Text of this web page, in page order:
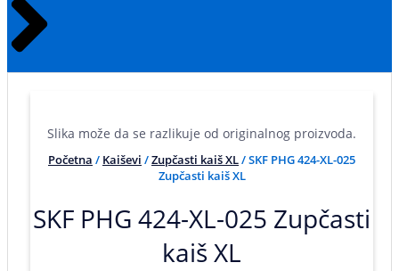
Slika može da se razlikuje od originalnog proizvoda.
Početna / Kaiševi /Zupčasti kaiš XL/ SKF PHG 424-XL-025
Zupčasti kaiš XL
SKF PHG 424-XL-025 Zupčasti
kaiš XL